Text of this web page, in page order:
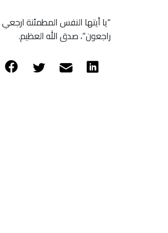
“يا أيتها النفس المطمئنة
راجعون”، صدق الله العظيم.